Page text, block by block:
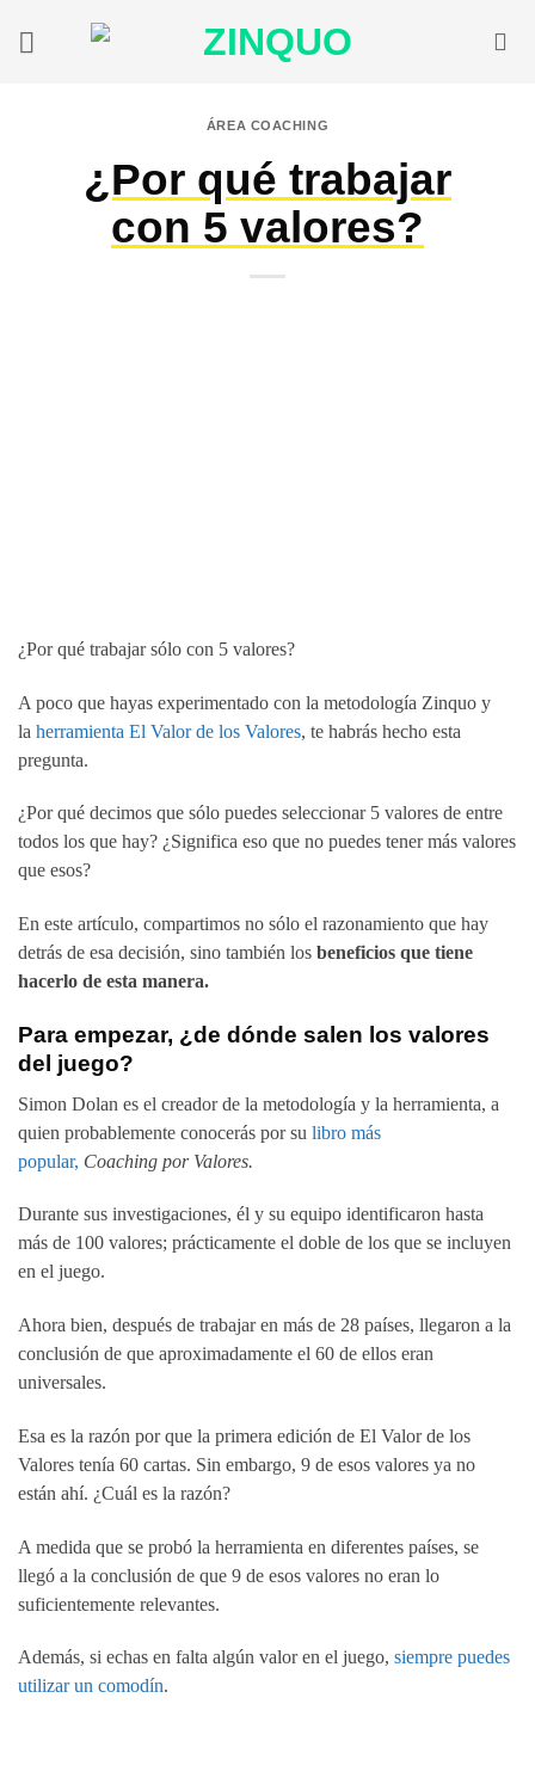
ÁREA COACHING
¿Por qué trabajar
con 5 valores?
¿Por qué trabajar sólo con 5 valores?
A poco que hayas experimentado con la metodología Zinquo y
la herramienta El Valor de los Valores, te habrás hecho esta
pregunta.
¿Por qué decimos que sólo puedes seleccionar 5 valores de entre
todos los que hay? ¿Significa eso que no puedes tener más valores
que esos?
En este artículo, compartimos no sólo el razonamiento que hay
detrás de esa decisión, sino también los beneficios que tiene
hacerlo de esta manera.
Para empezar, ¿de dónde salen los valores
del juego?
Simon Dolan es el creador de la metodología y la herramienta, a
quien probablemente conocerás por su libro más
popular, Coaching por Valores.
Durante sus investigaciones, él y su equipo identificaron hasta
más de 100 valores; prácticamente el doble de los que se incluyen
en el juego.
Ahora bien, después de trabajar en más de 28 países, llegaron a la
conclusión de que aproximadamente el 60 de ellos eran
universales.
Esa es la razón por que la primera edición de El Valor de los
Valores tenía 60 cartas. Sin embargo, 9 de esos valores ya no
están ahí. ¿Cuál es la razón?
A medida que se probó la herramienta en diferentes países, se
llegó a la conclusión de que 9 de esos valores no eran lo
suficientemente relevantes.
Además, si echas en falta algún valor en el juego, siempre puedes
utilizar un comodín.